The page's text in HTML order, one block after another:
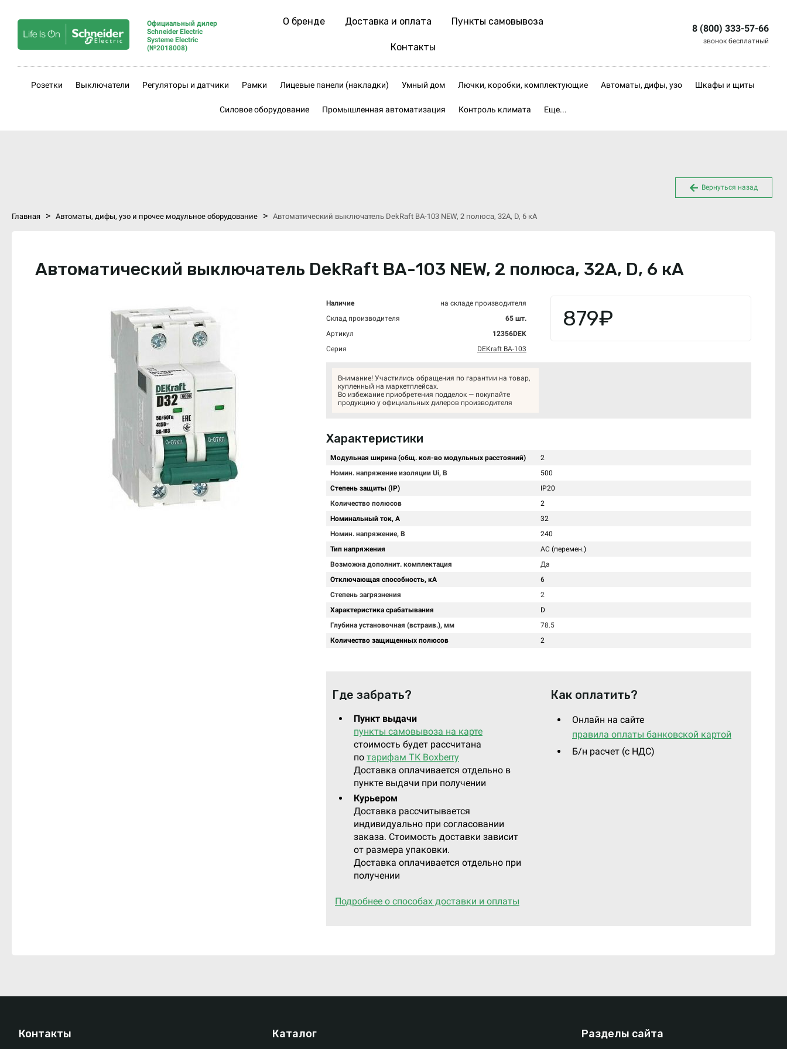
Официальный дилер
Schneider Electric
Systeme Electric
(№2018008)
О бренде Доставка и оплата Пункты самовывоза
Контакты
8 (800) 333-57-66
звонок бесплатный
Розетки Выключатели Регуляторы и датчики Рамки Лицевые панели (накладки) Умный дом Лючки, коробки, комплектующие Автоматы, дифы, узо Шкафы и щиты
Силовое оборудование Промышленная автоматизация Контроль климата Еще...
Вернуться назад
Главная > Автоматы, дифы, узо и прочее модульное оборудование > Автоматический выключатель DekRaft ВА-103 NEW, 2 полюса, 32А, D, 6 кА
Автоматический выключатель DekRaft ВА-103 NEW, 2 полюса, 32А, D, 6 кА
Наличие
на складе производителя
Склад производителя
65 шт.
Артикул
12356DEK
Серия
DEKraft ВА-103
879₽
Внимание! Участились обращения по гарантии на товар,
купленный на маркетплейсах.
Во избежание приобретения подделок — покупайте
продукцию у официальных дилеров производителя
Характеристики
Модульная ширина (общ. кол-во модульных расстояний)
2
Номин. напряжение изоляции Ui, В
500
Степень защиты (IP)
IP20
Количество полюсов
2
Номинальный ток, А
32
Номин. напряжение, В
240
Тип напряжения
AC (перемен.)
Возможна дополнит. комплектация
Да
Отключающая способность, кА
6
Степень загрязнения
2
Характеристика срабатывания
D
Глубина установочная (встраив.), мм
78.5
Количество защищенных полюсов
2
Где забрать?
Пункт выдачи
пункты самовывоза на карте
стоимость будет рассчитана
по тарифам ТК Boxberry
Доставка оплачивается отдельно в
пункте выдачи при получении
Курьером
Доставка рассчитывается
индивидуально при согласовании
заказа. Стоимость доставки зависит
от размера упаковки.
Доставка оплачивается отдельно при
получении
Подробнее о способах доставки и оплаты
Как оплатить?
Онлайн на сайте
правила оплаты банковской картой
Б/н расчет (c НДС)
Контакты Каталог Разделы сайта